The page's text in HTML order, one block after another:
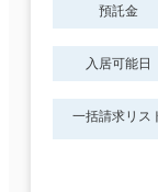
預託金
入居可能日
一括請求リス